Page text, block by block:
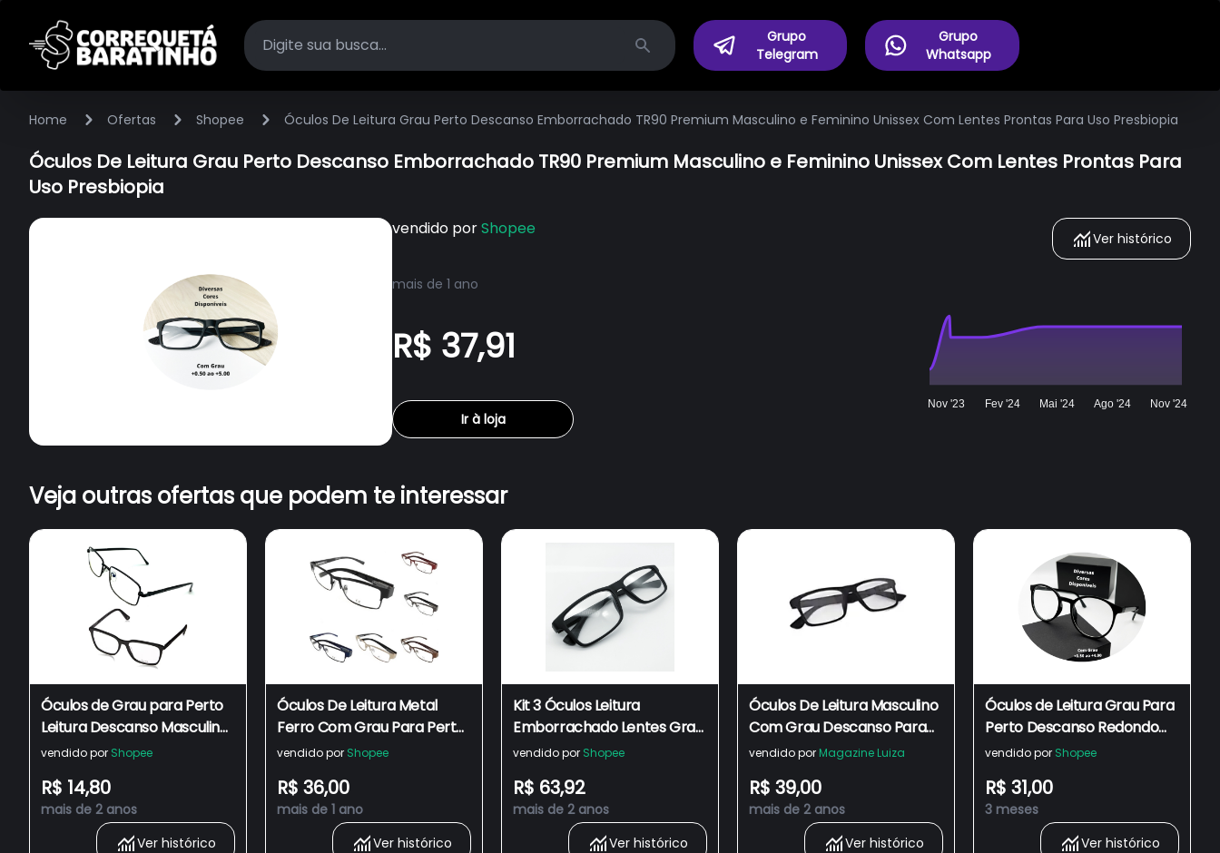
Search
Grupo
Telegram
Grupo
Whatsapp
Home Ofertas Shopee Óculos De Leitura Grau Perto Descanso Emborrachado TR90 Premium Masculino e Feminino Unissex Com Lentes Prontas Para Uso Presbiopia
Óculos De Leitura Grau Perto Descanso Emborrachado TR90 Premium Masculino e Feminino Unissex Com Lentes Prontas Para
Uso Presbiopia
vendido porShopee
mais de 1 ano
R$ 37,91
Ir à loja
Ver histórico
Nov '23 Fev '24 Mai '24 Ago '24 Nov '24
Veja outras ofertas que podem te interessar
Óculos de Grau para Perto
Leitura Descanso Masculino
Feminino Metal e Plástico
vendido por Shopee
R$ 14,80
mais de 2 anos
Ver histórico
Óculos De Leitura Metal
Ferro Com Grau Para Perto
Descanso Masculino e
vendido por Shopee
R$ 36,00
mais de 1 ano
Ver histórico
Kit 3 Óculos Leitura
Emborrachado Lentes Grau
Perto Descanso Leitura
Feminino
vendido por Shopee
R$ 63,92
mais de 2 anos
Ver histórico
Óculos De Leitura Masculino
Com Grau Descanso Para
Perto Pronto
vendido por Magazine Luiza
R$ 39,00
mais de 2 anos
Ver histórico
Óculos de Leitura Grau Para
Perto Descanso Redondo
Geek Masculino Feminino
TR90 Resistente
vendido por Shopee
R$ 31,00
3 meses
Ver histórico